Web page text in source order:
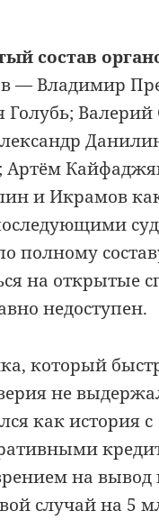
состав
— Владимир
Голубь; Валерий
Артём
и Икрамов
полному
на открытые
недоступен.
который
не
как история с
на вывод
случай на 5